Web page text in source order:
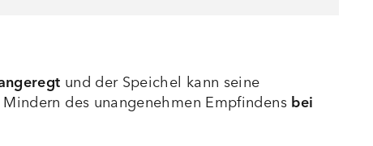
und der Speichel kann seine
des unangenehmen Empfindensbei